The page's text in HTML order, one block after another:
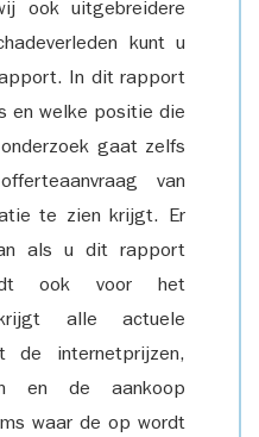
ook uitgebreidere
kunt u
In dit rapport
en welke positie die
gaat zelfs
van
te zien krijgt. Er
als u dit rapport
ook voor het
alle actuele
de internetprijzen,
en de aankoop
waar de op wordt